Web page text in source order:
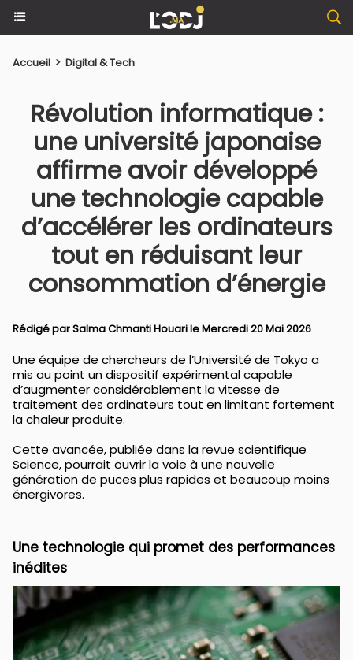
Accueil > Digital & Tech
Révolution informatique :
une université japonaise
affirme avoir développé
une technologie capable
d’accélérer les ordinateurs
tout en réduisant leur
consommation d’énergie
Rédigé parSalma Chmanti Houarile Mercredi 20 Mai 2026
Une équipe de chercheurs de l’Université de Tokyo a
mis au point un dispositif expérimental capable
d’augmenter considérablement la vitesse de
traitement des ordinateurs tout en limitant fortement
la chaleur produite.
Cette avancée, publiée dans la revue scientifique
Science, pourrait ouvrir la voie à une nouvelle
génération de puces plus rapides et beaucoup moins
énergivores.
Une technologie qui promet des performances
inédites